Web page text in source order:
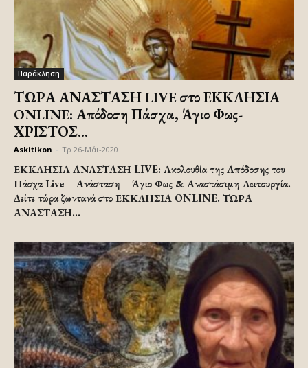
Παράκληση
ΤΩΡΑ ΑΝΑΣΤΑΣΗ LIVE στο ΕΚΚΛΗΣΙΑ
ONLINE: Απόδοση Πάσχα, Άγιο Φως-
ΧΡΙΣΤΟΣ...
Askitikon Τρ 26-Μάι-2020
ΕΚΚΛΗΣΙΑ ΑΝΑΣΤΑΣΗ LIVE: Ακολουθία της Απόδοσης του
Πάσχα Live – Ανάσταση – Άγιο Φως & Αναστάσιμη Λειτουργία.
Δείτε τώρα ζωντανά στο ΕΚΚΛΗΣΙΑ ONLINE. ΤΩΡΑ
ΑΝΑΣΤΑΣΗ...